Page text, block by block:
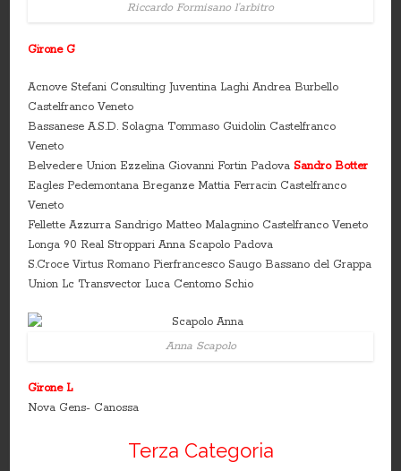
Riccardo Formisano l’arbitro
Girone G
Acnove Stefani Consulting Juventina Laghi Andrea Burbello
Castelfranco Veneto
Bassanese A.S.D. Solagna Tommaso Guidolin Castelfranco
Veneto
Belvedere Union Ezzelina Giovanni Fortin PadovaSandro Botter
Eagles Pedemontana Breganze Mattia Ferracin Castelfranco
Veneto
Fellette Azzurra Sandrigo Matteo Malagnino Castelfranco Veneto
Longa 90 Real Stroppari Anna Scapolo Padova
S.Croce Virtus Romano Pierfrancesco Saugo Bassano del Grappa
Union Lc Transvector Luca Centomo Schio
Anna Scapolo
Girone L
Nova Gens- Canossa
Terza Categoria